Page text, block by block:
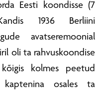
Eesti koondisse (7
1936 Berliini
avatseremoonial
oli ta rahvuskoondise
kolmes peetud
kaptenina osales ta